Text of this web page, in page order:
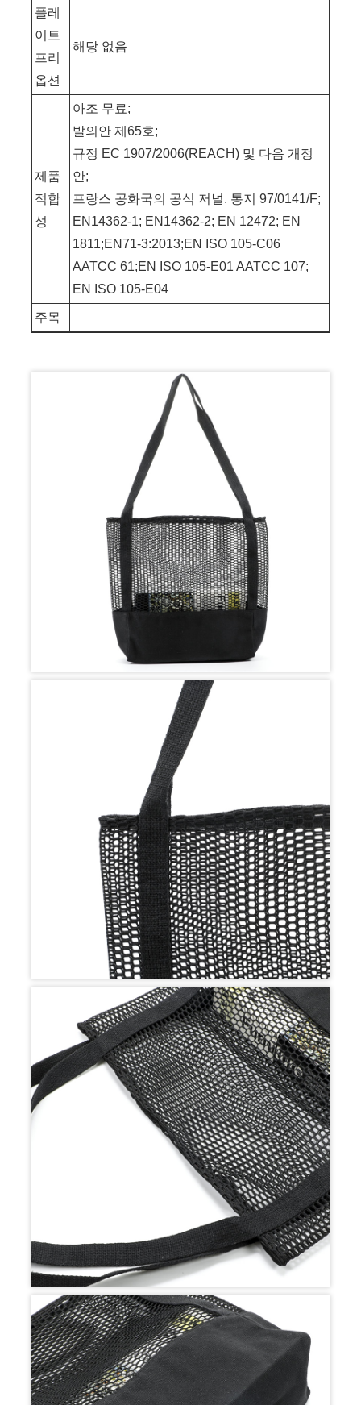
플레
이트
프리
옵션
해당 없음
제품
적합
성
아조 무료;
발의안 제65호;
규정 EC 1907/2006(REACH) 및 다음 개정
안;
프랑스 공화국의 공식 저널. 통지 97/0141/F;
EN14362-1; EN14362-2; EN 12472; EN
1811;EN71-3:2013;EN ISO 105-C06
AATCC 61;EN ISO 105-E01 AATCC 107;
EN ISO 105-E04
주목